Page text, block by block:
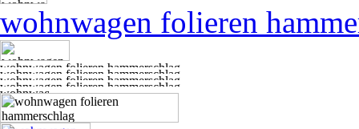
wohnwagen folieren